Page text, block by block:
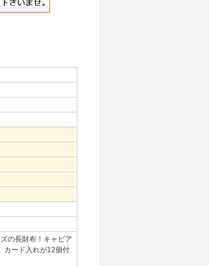
の長財布！キャビア
カード入れが12個付